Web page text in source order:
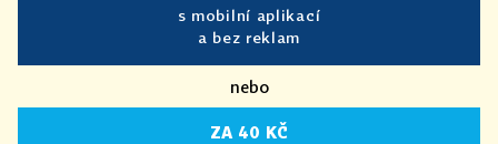
s mobilní aplikací
a bez reklam
nebo
ZA 40 KČ